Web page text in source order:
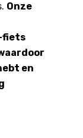
Onze
fiets
en